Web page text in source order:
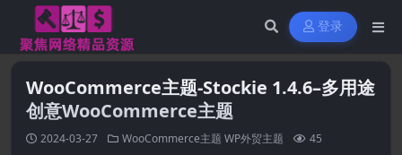
登录
WooCommerce主题-Stockie 1.4.6–多用途
创意WooCommerce主题
2024-03-27 WooCommerce主题 WP外贸主题 45